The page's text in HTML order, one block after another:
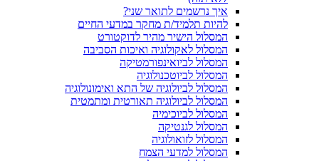
איך נרשמים לתואר שני?
להיות תלמיד/ת מחקר במדעי החיים
המסלול הישיר מהיר לדוקטורט
המסלול לאקולוגיה ואיכות הסביבה
המסלול לביואינפורמטיקה
המסלול לביוטכנולוגיה
המסלול לביולוגיה של התא ואימונולוגיה
המסלול לביולוגיה תאורטית ומתמטית
המסלול לביוכימיה
המסלול לגנטיקה
המסלול לזואולוגיה
המסלול למדעי הצמח